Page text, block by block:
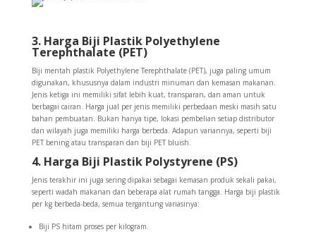
3. Harga Biji Plastik Polyethylene
Terephthalate (PET)
Biji mentah plastik Polyethylene Terephthalate (PET), juga paling umum
digunakan, khususnya dalam industri minuman dan kemasan makanan.
Jenis ketiga ini memiliki sifat lebih kuat, transparan, dan aman untuk
berbagai cairan. Harga jual per jenis memiliki perbedaan meski masih satu
bahan pembuatan. Bukan hanya tipe, lokasi pembelian setiap distributor
dan wilayah juga memiliki harga berbeda. Adapun variannya, seperti biji
PET bening atau transparan dan biji PET bluish.
4. Harga Biji Plastik Polystyrene (PS)
Jenis terakhir ini juga sering dipakai sebagai kemasan produk sekali pakai,
seperti wadah makanan dan beberapa alat rumah tangga. Harga biji plastik
per kg berbeda-beda, semua tergantung variasinya:
Biji PS hitam proses per kilogram.